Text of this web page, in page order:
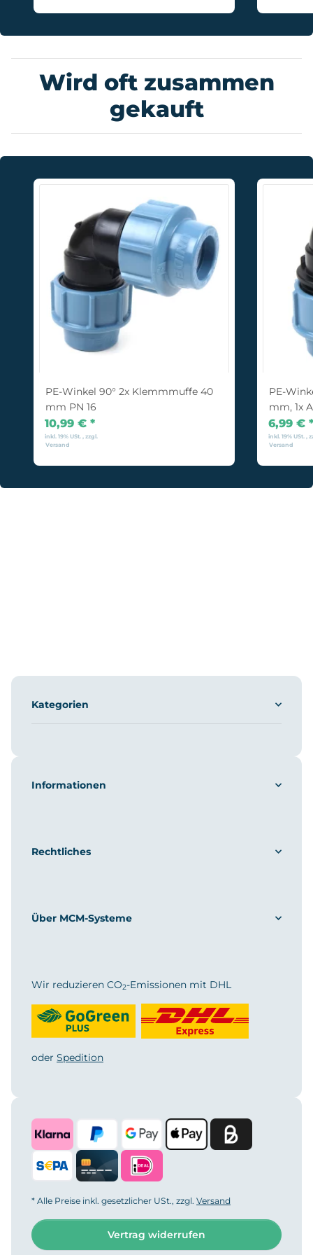
Wird oft zusammen
gekauft
PE-Winkel 90° 2x Klemmmuffe 40
mm PN 16
10,99 € *
inkl. 19% USt. , zzgl.
Versand
PE-
mm, 1x
mm)
6,99 € *
inkl. 19% USt. ,
Versand
Kategorien
Informationen
Rechtliches
Über MCM-Systeme
Wir reduzieren CO2-Emissionen mit DHL
oder Spedition
* Alle Preise inkl. gesetzlicher USt., zzgl. Versand
Vertrag widerrufen